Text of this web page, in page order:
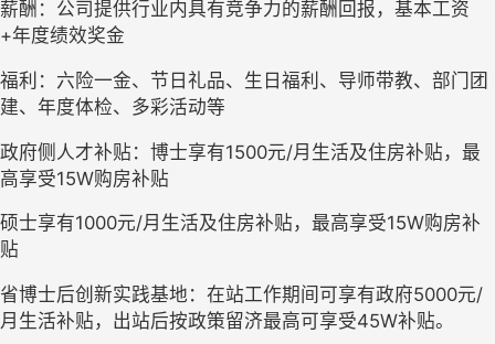
薪酬：公司提供行业内具有竞争力的薪酬回报，基本工资
+年度绩效奖金
福利：六险一金、节日礼品、生日福利、导师带教、部门团
建、年度体检、多彩活动等
政府侧人才补贴：博士享有1500元/月生活及住房补贴，最
高享受15W购房补贴
硕士享有1000元/月生活及住房补贴，最高享受15W购房补
贴
省博士后创新实践基地：在站工作期间可享有政府5000元/
月生活补贴，出站后按政策留济最高可享受45W补贴。